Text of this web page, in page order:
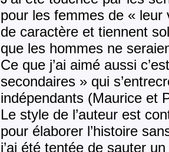
pour les femmes de «
de caractère et tiennent
que les hommes ne
Ce que j’ai aimé aussi
secondaires » qui
indépendants (Maurice et
Le style de l’auteur est
pour élaborer l’histoire
j’ai été tentée de sauter